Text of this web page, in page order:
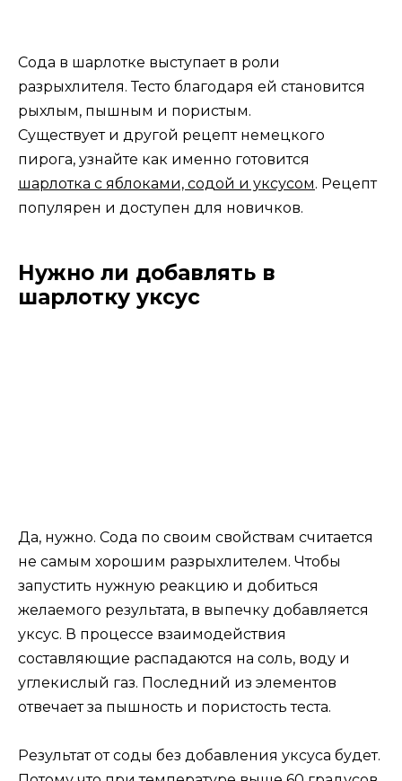
Сода в шарлотке выступает в роли
разрыхлителя. Тесто благодаря ей становится
рыхлым, пышным и пористым.
Существует и другой рецепт немецкого
пирога, узнайте как именно готовится
шарлотка с яблоками, содой и уксусом. Рецепт
популярен и доступен для новичков.
Нужно ли добавлять в
шарлотку уксус
Да, нужно. Сода по своим свойствам считается
не самым хорошим разрыхлителем. Чтобы
запустить нужную реакцию и добиться
желаемого результата, в выпечку добавляется
уксус. В процессе взаимодействия
составляющие распадаются на соль, воду и
углекислый газ. Последний из элементов
отвечает за пышность и пористость теста.
Результат от соды без добавления уксуса будет.